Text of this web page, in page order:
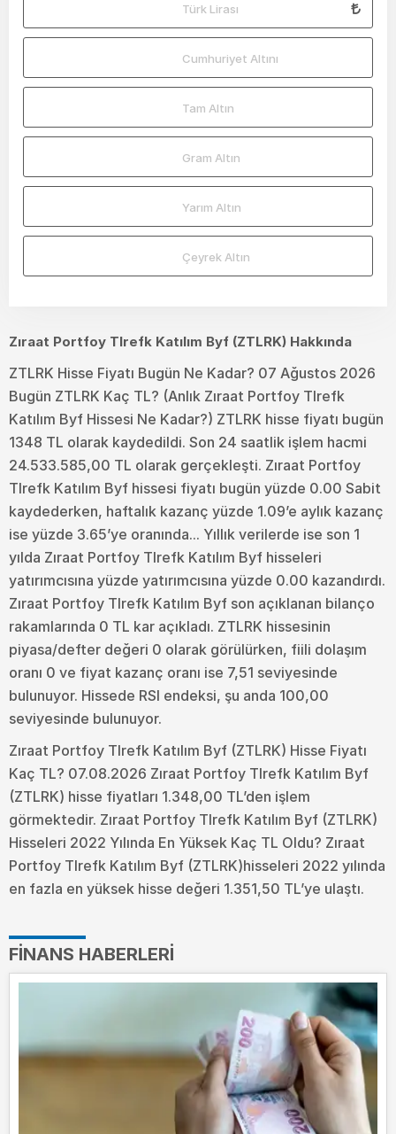
Türk Lirası
Cumhuriyet Altını
Tam Altın
Gram Altın
Yarım Altın
Çeyrek Altın
Zıraat Portfoy Tlrefk Katılım Byf (ZTLRK) Hakkında
ZTLRK Hisse Fiyatı Bugün Ne Kadar? 07 Ağustos 2026
Bugün ZTLRK Kaç TL? (Anlık Zıraat Portfoy Tlrefk
Katılım Byf Hissesi Ne Kadar?) ZTLRK hisse fiyatı bugün
1348 TL olarak kaydedildi. Son 24 saatlik işlem hacmi
24.533.585,00 TL olarak gerçekleşti. Zıraat Portfoy
Tlrefk Katılım Byf hissesi fiyatı bugün yüzde 0.00 Sabit
kaydederken, haftalık kazanç yüzde 1.09’e aylık kazanç
ise yüzde 3.65’ye oranında... Yıllık verilerde ise son 1
yılda Zıraat Portfoy Tlrefk Katılım Byf hisseleri
yatırımcısına yüzde yatırımcısına yüzde 0.00 kazandırdı.
Zıraat Portfoy Tlrefk Katılım Byf son açıklanan bilanço
rakamlarında 0 TL kar açıkladı. ZTLRK hissesinin
piyasa/defter değeri 0 olarak görülürken, fiili dolaşım
oranı 0 ve fiyat kazanç oranı ise 7,51 seviyesinde
bulunuyor. Hissede RSI endeksi, şu anda 100,00
seviyesinde bulunuyor.
Zıraat Portfoy Tlrefk Katılım Byf (ZTLRK) Hisse Fiyatı
Kaç TL? 07.08.2026 Zıraat Portfoy Tlrefk Katılım Byf
(ZTLRK) hisse fiyatları 1.348,00 TL’den işlem
görmektedir. Zıraat Portfoy Tlrefk Katılım Byf (ZTLRK)
Hisseleri 2022 Yılında En Yüksek Kaç TL Oldu? Zıraat
Portfoy Tlrefk Katılım Byf (ZTLRK)hisseleri 2022 yılında
en fazla en yüksek hisse değeri 1.351,50 TL’ye ulaştı.
FINANS HABERLERI